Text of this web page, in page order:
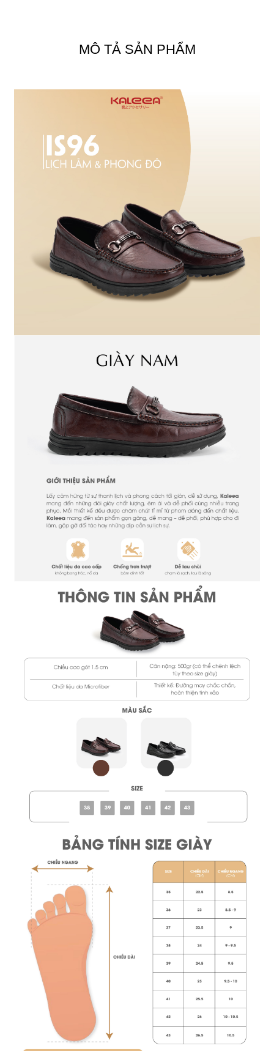
MÔ TẢ SẢN PHẨM